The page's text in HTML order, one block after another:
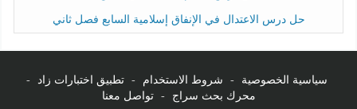
حل درس الاعتدال في الإنفاق إسلامية السابع فصل ثاني
سياسية الخصوصية - شروط الاستخدام - تطبيق اختبارات زاد
-
محرك بحث سراج
- تواصل معنا